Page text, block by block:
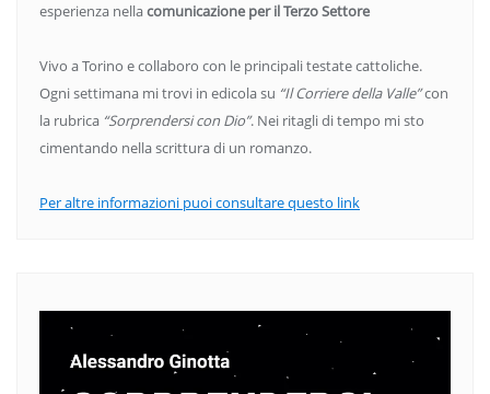
esperienza nellacomunicazione per il Terzo Settore
Vivo a Torino e collaboro con le principali testate cattoliche.
Ogni settimana mi trovi in edicola su “Il Corriere della Valle”con
la rubrica “Sorprendersi con Dio”. Nei ritagli di tempo mi sto
cimentando nella scrittura di un romanzo.
Per altre informazioni puoi consultare questo link